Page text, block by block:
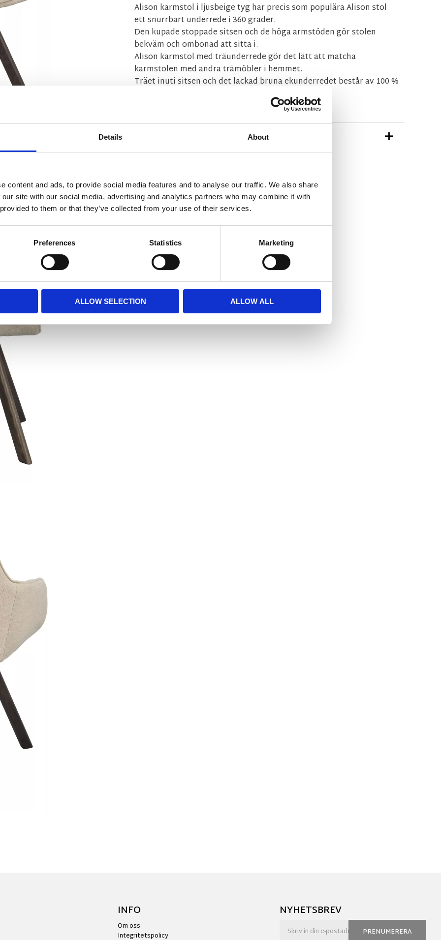
Details About
content and ads, to provide social media features and to analyse our traffic. We also share
site with our social media, advertising and analytics partners who may combine it with
to them or that they’ve collected from your use of their services.
Preferences Statistics Marketing
ALLOW SELECTION ALLOW ALL
Alison karmstol i ljusbeige tyg har precis som populära Alison stol
ett snurrbart underrede i 360 grader.
Den kupade stoppade sitsen och de höga armstöden gör stolen
bekväm och ombonad att sitta i.
Alison karmstol med träunderrede gör det lätt att matcha
karmstolen med andra trämöbler i hemmet.
Träet inuti sitsen och det lackad bruna ekunderredet består av 100 %
skotselrad-mobler-med-textil.pdf
Visa alla produkter från Rowico Home
INFO
Om oss
Integritetspolicy
NYHETSBREV
PRENUMERERA